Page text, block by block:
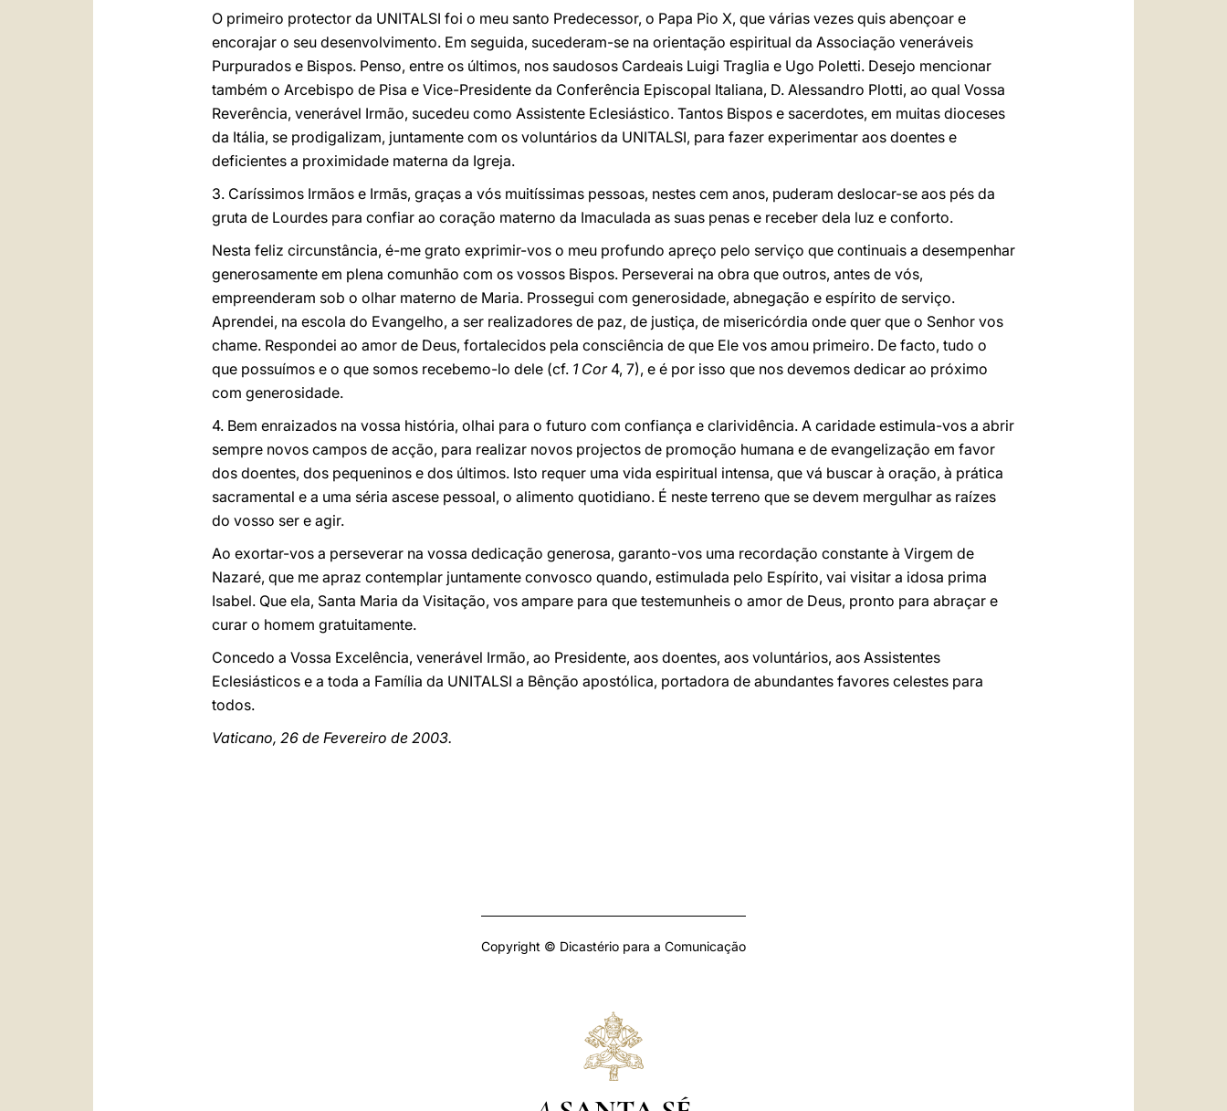
O primeiro protector da UNITALSI foi o meu santo Predecessor, o Papa Pio X, que várias vezes quis abençoar e
encorajar o seu desenvolvimento. Em seguida, sucederam-se na orientação espiritual da Associação veneráveis
Purpurados e Bispos. Penso, entre os últimos, nos saudosos Cardeais Luigi Traglia e Ugo Poletti. Desejo mencionar
também o Arcebispo de Pisa e Vice-Presidente da Conferência Episcopal Italiana, D. Alessandro Plotti, ao qual Vossa
Reverência, venerável Irmão, sucedeu como Assistente Eclesiástico. Tantos Bispos e sacerdotes, em muitas dioceses
da Itália, se prodigalizam, juntamente com os voluntários da UNITALSI, para fazer experimentar aos doentes e
deficientes a proximidade materna da Igreja.
3. Caríssimos Irmãos e Irmãs, graças a vós muitíssimas pessoas, nestes cem anos, puderam deslocar-se aos pés da
gruta de Lourdes para confiar ao coração materno da Imaculada as suas penas e receber dela luz e conforto.
Nesta feliz circunstância, é-me grato exprimir-vos o meu profundo apreço pelo serviço que continuais a desempenhar
generosamente em plena comunhão com os vossos Bispos. Perseverai na obra que outros, antes de vós,
empreenderam sob o olhar materno de Maria. Prossegui com generosidade, abnegação e espírito de serviço.
Aprendei, na escola do Evangelho, a ser realizadores de paz, de justiça, de misericórdia onde quer que o Senhor vos
chame. Respondei ao amor de Deus, fortalecidos pela consciência de que Ele vos amou primeiro. De facto, tudo o
que possuímos e o que somos recebemo-lo dele (cf. 1 Cor4, 7), e é por isso que nos devemos dedicar ao próximo
com generosidade.
4. Bem enraizados na vossa história, olhai para o futuro com confiança e clarividência. A caridade estimula-vos a abrir
sempre novos campos de acção, para realizar novos projectos de promoção humana e de evangelização em favor
dos doentes, dos pequeninos e dos últimos. Isto requer uma vida espiritual intensa, que vá buscar à oração, à prática
sacramental e a uma séria ascese pessoal, o alimento quotidiano. É neste terreno que se devem mergulhar as raízes
do vosso ser e agir.
Ao exortar-vos a perseverar na vossa dedicação generosa, garanto-vos uma recordação constante à Virgem de
Nazaré, que me apraz contemplar juntamente convosco quando, estimulada pelo Espírito, vai visitar a idosa prima
Isabel. Que ela, Santa Maria da Visitação, vos ampare para que testemunheis o amor de Deus, pronto para abraçar e
curar o homem gratuitamente.
Concedo a Vossa Excelência, venerável Irmão, ao Presidente, aos doentes, aos voluntários, aos Assistentes
Eclesiásticos e a toda a Família da UNITALSI a Bênção apostólica, portadora de abundantes favores celestes para
todos.
Vaticano, 26 de Fevereiro de 2003.
Copyright © Dicastério para a Comunicação